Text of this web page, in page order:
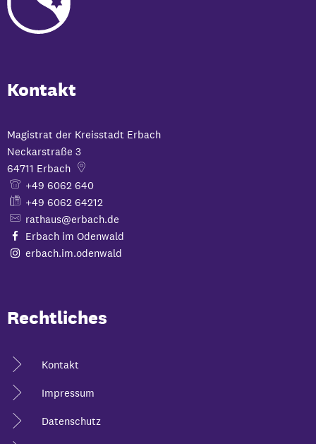
Kontakt
Magistrat der Kreisstadt Erbach
Neckarstraße 3
64711 Erbach
+49 6062 640
+49 6062 64212
rathaus@erbach.de
Erbach im Odenwald
erbach.im.odenwald
Rechtliches
Kontakt
Impressum
Datenschutz